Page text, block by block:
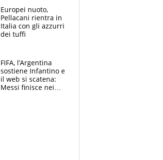
E svela la sorpresa
agli Europei
Europei nuoto,
Pellacani rientra in
Italia con gli azzurri
dei tuffi
FIFA, l’Argentina
sostiene Infantino e
il web si scatena:
Messi finisce nei